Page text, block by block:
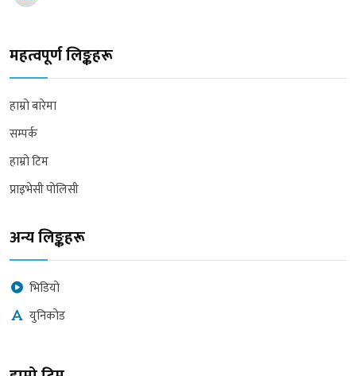
महत्वपूर्ण लिङ्कहरू
हाम्रो बारेमा
सम्पर्क
हाम्रो टिम
प्राइभेसी पोलिसी
अन्य लिङ्कहरू
भिडियो
युनिकोड